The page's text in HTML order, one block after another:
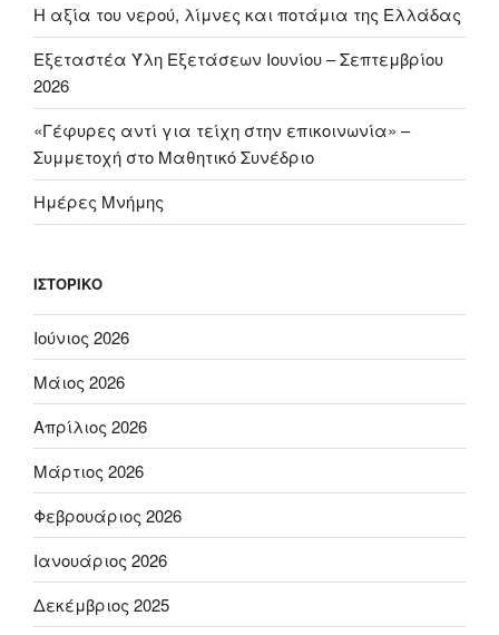
H αξία του νερού, λίμνες και ποτάμια της Ελλάδας
Εξεταστέα Ύλη Εξετάσεων Ιουνίου – Σεπτεμβρίου
2026
«Γέφυρες αντί για τείχη στην επικοινωνία» –
Συμμετοχή στο Μαθητικό Συνέδριο
Ημέρες Μνήμης
ΙΣΤΟΡΙΚΌ
Ιούνιος 2026
Μάιος 2026
Απρίλιος 2026
Μάρτιος 2026
Φεβρουάριος 2026
Ιανουάριος 2026
Δεκέμβριος 2025